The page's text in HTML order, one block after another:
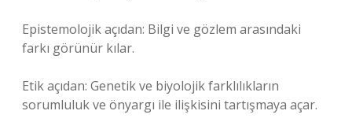
Epistemolojik açıdan: Bilgi ve gözlem arasındaki
farkı görünür kılar.
Etik açıdan: Genetik ve biyolojik farklılıkların
sorumluluk ve önyargı ile ilişkisini tartışmaya açar.